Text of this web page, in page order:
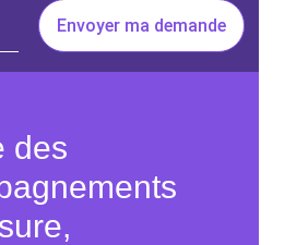
Envoyer ma demande
des